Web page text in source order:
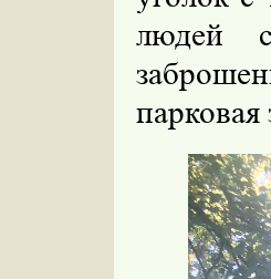
людей
парковая